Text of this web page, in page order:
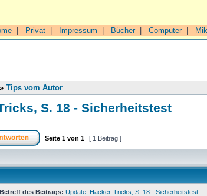
Privat Impressum Bücher| Computer|
» Tips vom Autor
S. 18 - Sicherheitstest
Seite 1 von 1 [ 1 Beitrag ]
Betreff des Beitrags: Update: Hacker-Tricks, S. 18 - Sicherheitstest